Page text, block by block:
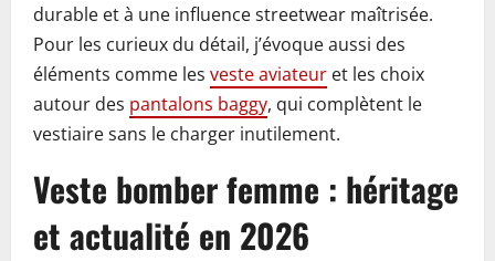
durable et à une influence streetwear maîtrisée.
Pour les curieux du détail, j’évoque aussi des
éléments comme les veste aviateur et les choix
autour des pantalons baggy, qui complètent le
vestiaire sans le charger inutilement.
Veste bomber femme : héritage
et actualité en 2026